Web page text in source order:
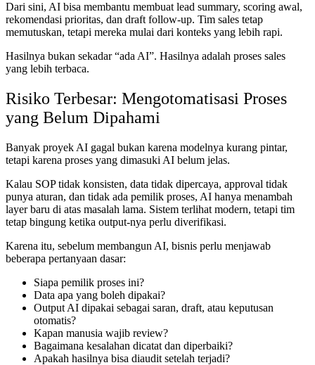
Dari sini, AI bisa membantu membuat lead summary, scoring awal,
rekomendasi prioritas, dan draft follow-up. Tim sales tetap
memutuskan, tetapi mereka mulai dari konteks yang lebih rapi.
Hasilnya bukan sekadar “ada AI”. Hasilnya adalah proses sales
yang lebih terbaca.
Risiko Terbesar: Mengotomatisasi Proses
yang Belum Dipahami
Banyak proyek AI gagal bukan karena modelnya kurang pintar,
tetapi karena proses yang dimasuki AI belum jelas.
Kalau SOP tidak konsisten, data tidak dipercaya, approval tidak
punya aturan, dan tidak ada pemilik proses, AI hanya menambah
layer baru di atas masalah lama. Sistem terlihat modern, tetapi tim
tetap bingung ketika output-nya perlu diverifikasi.
Karena itu, sebelum membangun AI, bisnis perlu menjawab
beberapa pertanyaan dasar:
Siapa pemilik proses ini?
Data apa yang boleh dipakai?
Output AI dipakai sebagai saran, draft, atau keputusan
otomatis?
Kapan manusia wajib review?
Bagaimana kesalahan dicatat dan diperbaiki?
Apakah hasilnya bisa diaudit setelah terjadi?